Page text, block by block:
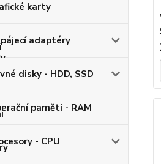
karty
adaptéry
disky - HDD, SSD
paměti - RAM
- CPU